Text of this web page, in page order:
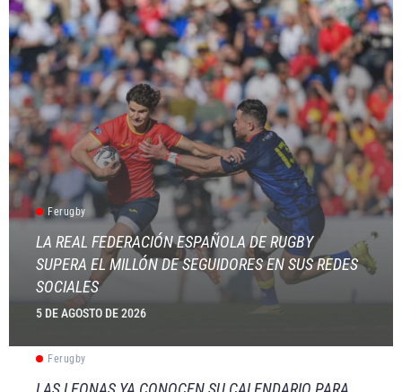
Ferugby
LA REAL FEDERACIÓN ESPAÑOLA DE RUGBY
SUPERA EL MILLÓN DE SEGUIDORES EN SUS REDES
SOCIALES
5 DE AGOSTO DE 2026
Ferugby